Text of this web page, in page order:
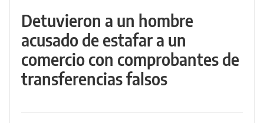
Detuvieron a un hombre
acusado de estafar a un
comercio con comprobantes de
transferencias falsos